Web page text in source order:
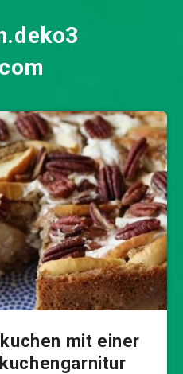
mit einer